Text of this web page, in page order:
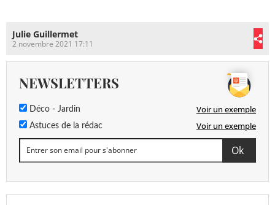
Julie Guillermet
2 novembre 2021 17:11
NEWSLETTERS
Déco - Jardin Voir un exemple
Astuces de la rédac Voir un exemple